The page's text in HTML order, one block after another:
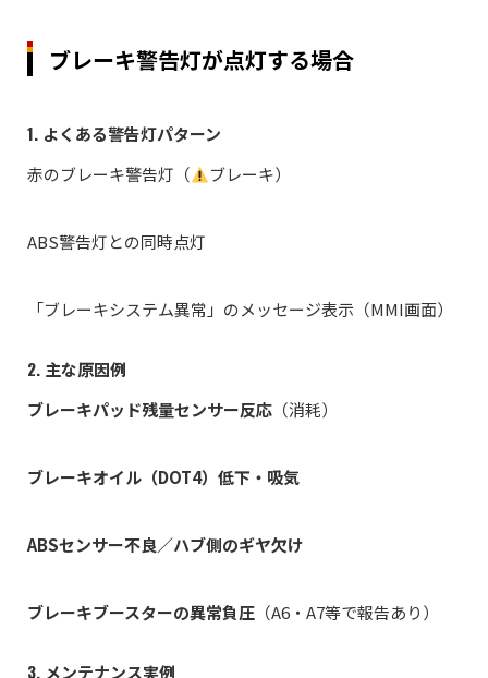
ブレーキ警告灯が点灯する場合
1. よくある警告灯パターン
赤のブレーキ警告灯（ ブレーキ）
ABS警告灯との同時点灯
「ブレーキシステム異常」のメッセージ表示（MMI画面）
2. 主な原因例
ブレーキパッド残量センサー反応 （消耗）
ブレーキオイル（DOT4）低下・吸気
ABSセンサー不良／ハブ側のギヤ欠け
ブレーキブースターの異常負圧 （A6・A7等で報告あり）
3. メンテナンス実例